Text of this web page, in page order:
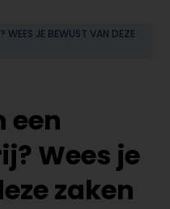
WEES JE BEWUST VAN DEZE
een
Wees je
zaken